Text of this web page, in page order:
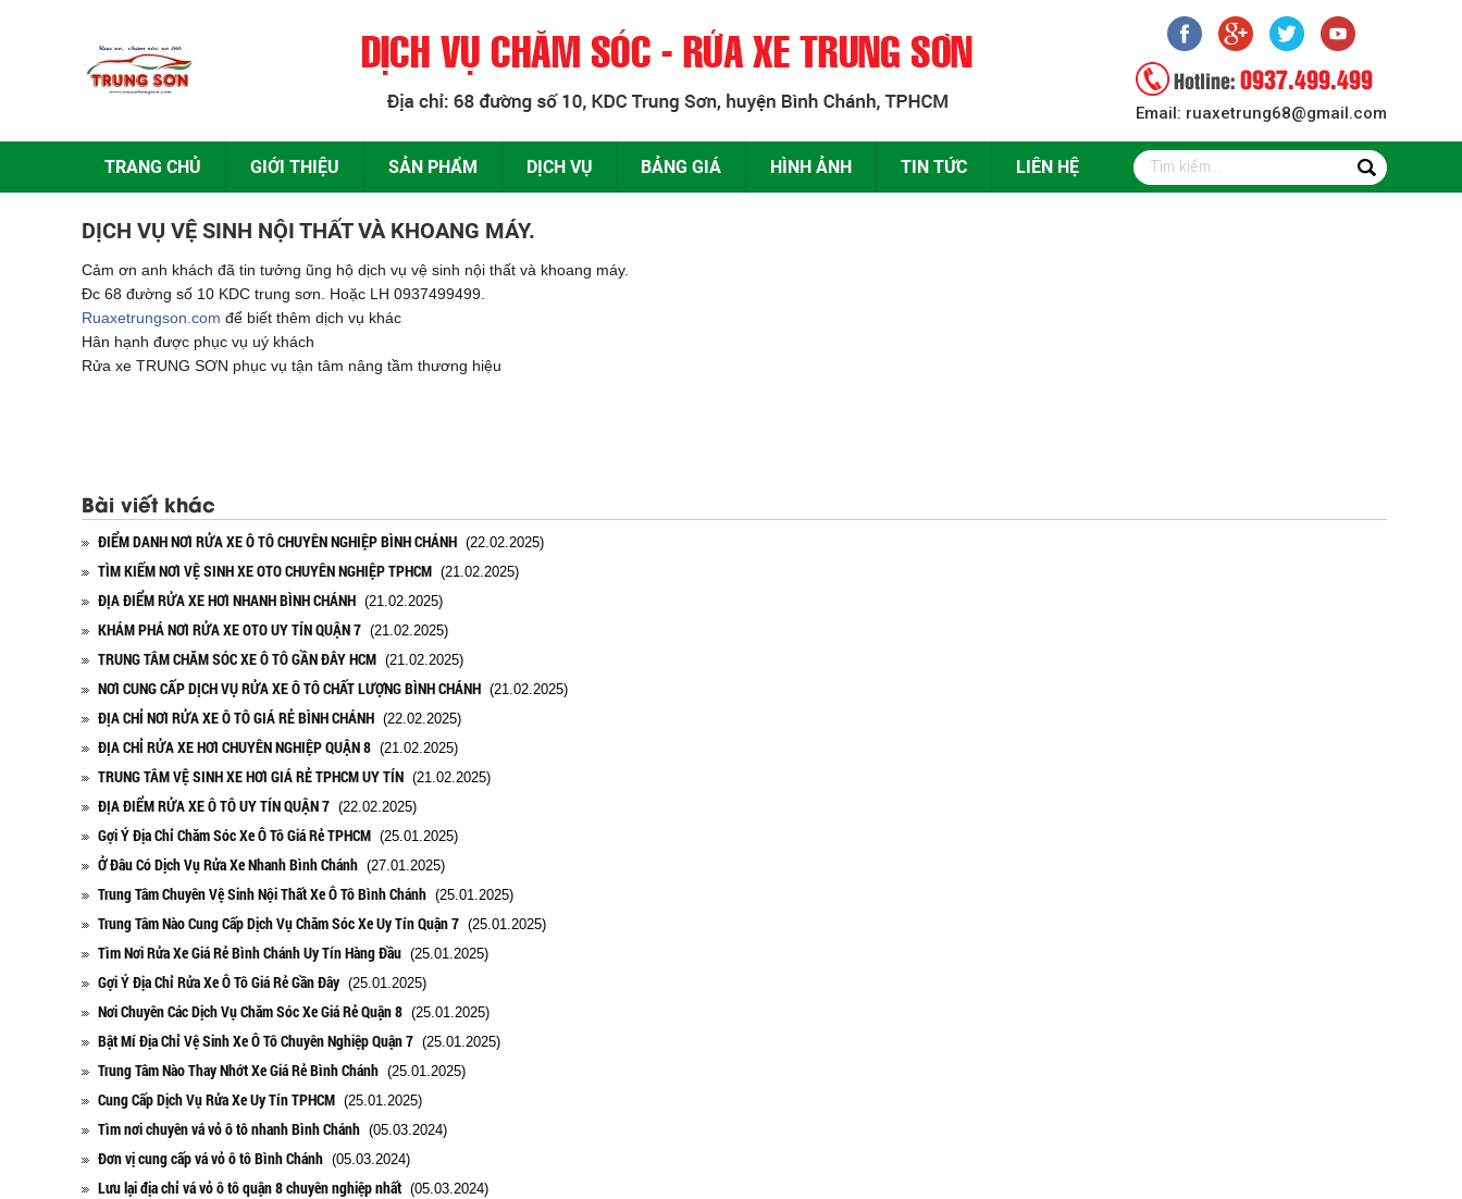
Hotline: 0937.499.499
Email: ruaxetrung68@gmail.com
TRANG CHỦ GIỚI THIỆU SẢN PHẨM DỊCH VỤ BẢNG GIÁ HÌNH ẢNH TIN TỨC LIÊN HỆ
DỊCH VỤ VỆ SINH NỘI THẤT VÀ KHOANG MÁY.
Cảm ơn anh khách đã tin tưởng ũng hộ dịch vụ vệ sinh nội thất và khoang máy.
Đc 68 đường số 10 KDC trung sơn. Hoặc LH 0937499499.
Ruaxetrungson.com để biết thêm dịch vụ khác
Hân hạnh được phục vụ uý khách
Rửa xe TRUNG SƠN phục vụ tận tâm nâng tầm thương hiệu
Bài viết khác
ĐIỂM DANH NƠI RỬA XE Ô TÔ CHUYÊN NGHIỆP BÌNH CHÁNH (22.02.2025)
TÌM KIẾM NƠI VỆ SINH XE OTO CHUYÊN NGHIỆP TPHCM (21.02.2025)
ĐỊA ĐIỂM RỬA XE HƠI NHANH BÌNH CHÁNH (21.02.2025)
KHÁM PHÁ NƠI RỬA XE OTO UY TÍN QUẬN 7(21.02.2025)
TRUNG TÂM CHĂM SÓC XE Ô TÔ GẦN ĐÂY HCM (21.02.2025)
NƠI CUNG CẤP DỊCH VỤ RỬA XE Ô TÔ CHẤT LƯỢNG BÌNH CHÁNH (21.02.2025)
ĐỊA CHỈ NƠI RỬA XE Ô TÔ GIÁ RẺ BÌNH CHÁNH (22.02.2025)
ĐỊA CHỈ RỬA XE HƠI CHUYÊN NGHIỆP QUẬN 8(21.02.2025)
TRUNG TÂM VỆ SINH XE HƠI GIÁ RẺ TPHCM UY TÍN (21.02.2025)
ĐỊA ĐIỂM RỬA XE Ô TÔ UY TÍN QUẬN 7(22.02.2025)
Gợi Ý Địa Chỉ Chăm Sóc Xe Ô Tô Giá Rẻ TPHCM (25.01.2025)
Ở Đâu Có Dịch Vụ Rửa Xe Nhanh Bình Chánh(27.01.2025)
Trung Tâm Chuyên Vệ Sinh Nội Thất Xe Ô Tô Bình Chánh(25.01.2025)
Trung Tâm Nào Cung Cấp Dịch Vụ Chăm Sóc Xe Uy Tín Quận 7(25.01.2025)
Tìm Nơi Rửa Xe Giá Rẻ Bình Chánh Uy Tín Hàng Đầu(25.01.2025)
Gợi Ý Địa Chỉ Rửa Xe Ô Tô Giá Rẻ Gần Đây(25.01.2025)
Nơi Chuyên Các Dịch Vụ Chăm Sóc Xe Giá Rẻ Quận 8(25.01.2025)
Bật Mí Địa Chỉ Vệ Sinh Xe Ô Tô Chuyên Nghiệp Quận 7(25.01.2025)
Trung Tâm Nào Thay Nhớt Xe Giá Rẻ Bình Chánh(25.01.2025)
Cung Cấp Dịch Vụ Rửa Xe Uy Tín TPHCM (25.01.2025)
Tìm nơi chuyên vá vỏ ô tô nhanh Bình Chánh(05.03.2024)
Đơn vị cung cấp vá vỏ ô tô Bình Chánh(05.03.2024)
Lưu lại địa chỉ vá vỏ ô tô quận 8 chuyên nghiệp nhất(05.03.2024)